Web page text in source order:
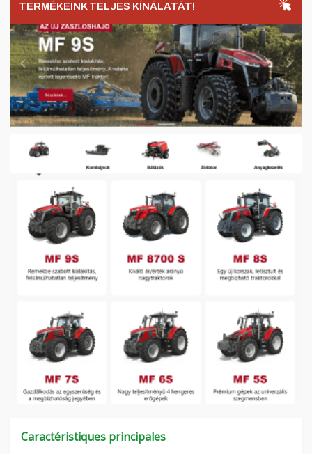
TERMÉKEINK TELJES KÍNÁLATÁT!
Caractéristiques principales